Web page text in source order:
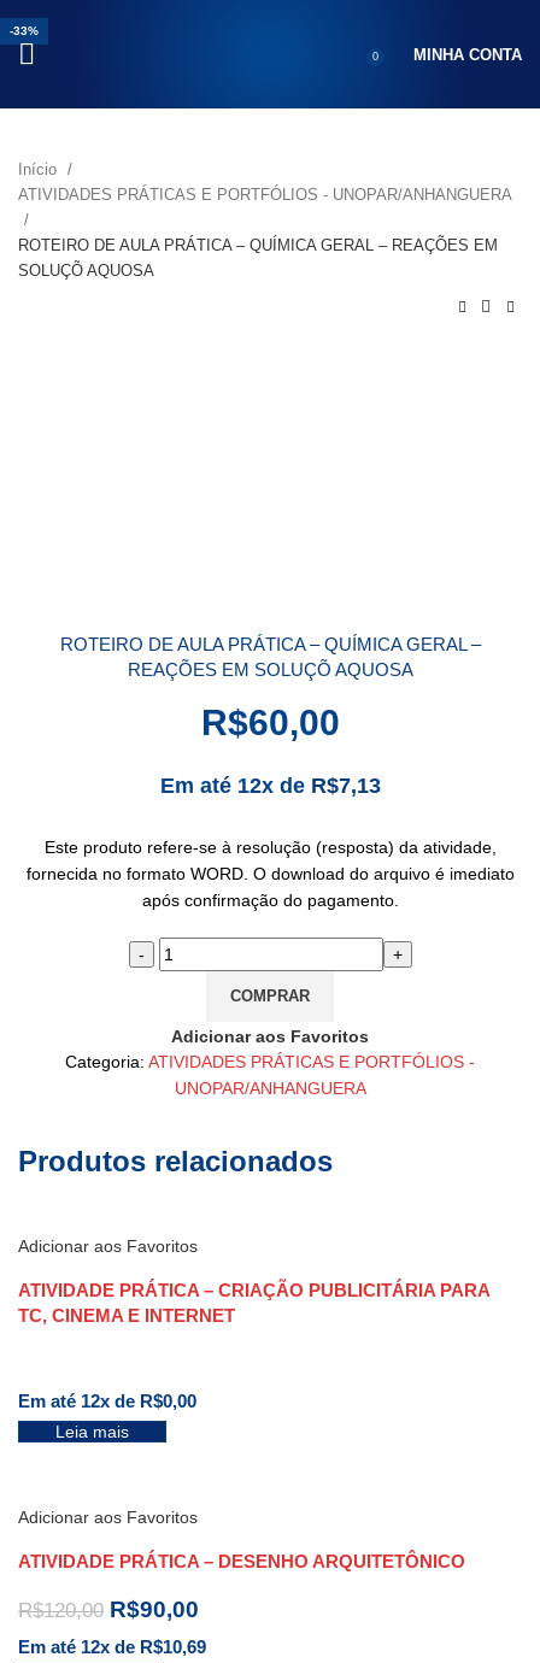
0 MINHA CONTA
Início
ATIVIDADES PRÁTICAS E PORTFÓLIOS - UNOPAR/ANHANGUERA
ROTEIRO DE AULA PRÁTICA – QUÍMICA GERAL – REAÇÕES EM
SOLUÇÕ AQUOSA
ROTEIRO DE AULA PRÁTICA – QUÍMICA GERAL –
REAÇÕES EM SOLUÇÕ AQUOSA
R$60,00
Em até 12x de R$7,13
Este produto refere-se à resolução (resposta) da atividade,
fornecida no formato WORD. O download do arquivo é imediato
após confirmação do pagamento.
COMPRAR
Adicionar aos Favoritos
Categoria: ATIVIDADES PRÁTICAS E PORTFÓLIOS -
UNOPAR/ANHANGUERA
Produtos relacionados
Adicionar aos Favoritos
ATIVIDADE PRÁTICA – CRIAÇÃO PUBLICITÁRIA PARA
TC, CINEMA E INTERNET
Em até 12x de R$0,00
Leia mais
-25%
Adicionar aos Favoritos
ATIVIDADE PRÁTICA – DESENHO ARQUITETÔNICO
R$120,00 R$90,00
Em até 12x de R$10,69
-18%
-18%
-18%
-33%